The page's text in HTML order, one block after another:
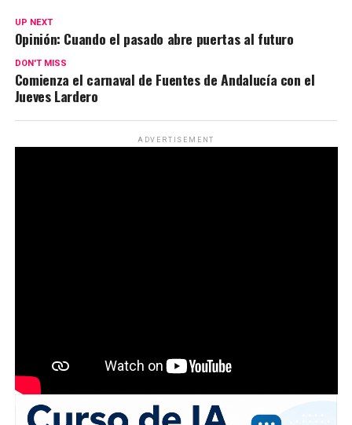
UP NEXT
Opinión: Cuando el pasado abre puertas al futuro
DON'T MISS
Comienza el carnaval de Fuentes de Andalucía con el
Jueves Lardero
ADVERTISEMENT